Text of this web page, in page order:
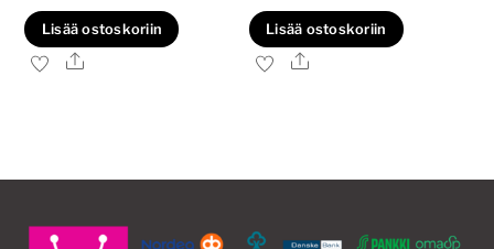
Lisää ostoskoriin
Ale
Lisää ostoskoriin
Ale